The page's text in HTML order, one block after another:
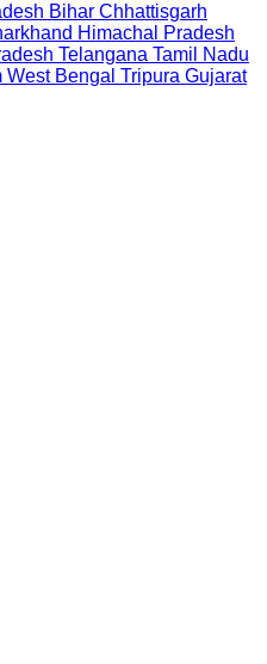
Bihar Chhattisgarh
Himachal Pradesh
Telangana Tamil Nadu
West Bengal Tripura Gujarat